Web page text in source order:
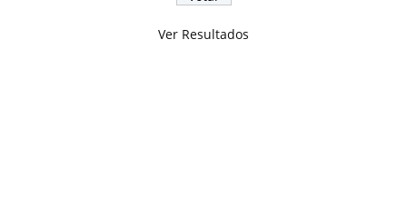
Ver Resultados